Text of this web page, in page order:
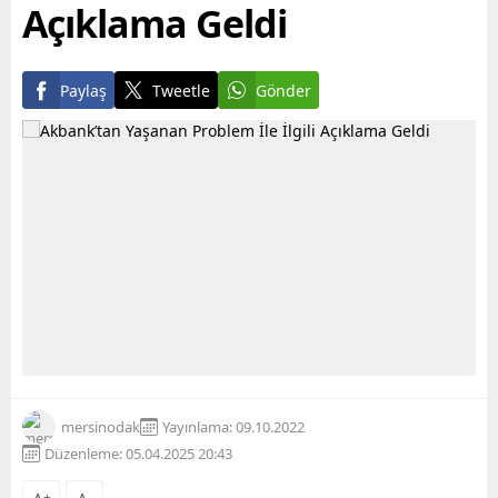
Açıklama Geldi
Paylaş Tweetle Gönder
mersinodak
Yayınlama: 09.10.2022
Düzenleme: 05.04.2025 20:43